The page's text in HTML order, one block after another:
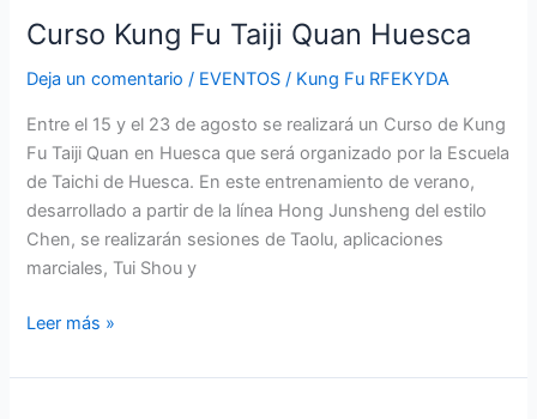
Curso Kung Fu Taiji Quan Huesca
Deja un comentario / EVENTOS / Kung Fu RFEKYDA
Entre el 15 y el 23 de agosto se realizará un Curso de Kung
Fu Taiji Quan en Huesca que será organizado por la Escuela
de Taichi de Huesca. En este entrenamiento de verano,
desarrollado a partir de la línea Hong Junsheng del estilo
Chen, se realizarán sesiones de Taolu, aplicaciones
marciales, Tui Shou y
Fu
Quan
Huesca
Leer más »